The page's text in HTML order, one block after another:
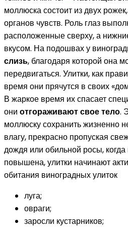
моллюска состоит из двух
органов чувств. Роль глаз
расположенные сверху, а
вкусом. На подошвах у
слизь, благодаря которой она
передвигаться. Улитки, как
время они прячутся в своих
В жаркое время их спасает
они отгораживают свое тело.
моллюску сохранить жизненно
влагу, прекрасно пропуская
дождя или обильной росы,
повышена, улитки начинают
обитания виноградных улиток
луга;
овраги;
заросли кустарников;